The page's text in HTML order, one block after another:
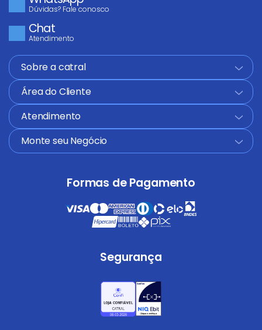
Dúvidas? Fale conosco
Chat
Atendimento
Sobre a catral
+
Área do Cliente
+
Atendimento
+
Monte seu Negócio
+
Formas de Pagamento
Segurança